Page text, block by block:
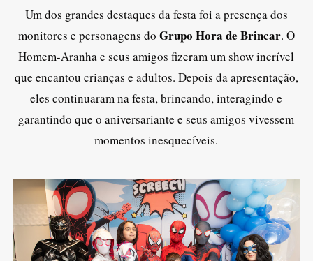
Um dos grandes destaques da festa foi a presença dos
monitores e personagens do Grupo Hora de Brincar. O
Homem-Aranha e seus amigos fizeram um show incrível
que encantou crianças e adultos. Depois da apresentação,
eles continuaram na festa, brincando, interagindo e
garantindo que o aniversariante e seus amigos vivessem
momentos inesquecíveis.